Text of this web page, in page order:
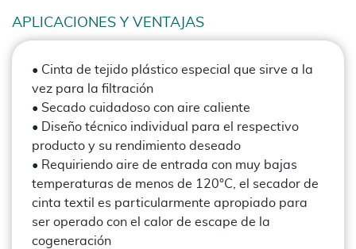
APLICACIONES Y VENTAJAS
• Cinta de tejido plástico especial que sirve a la
vez para la filtración
• Secado cuidadoso con aire caliente
• Diseño técnico individual para el respectivo
producto y su rendimiento deseado
• Requiriendo aire de entrada con muy bajas
temperaturas de menos de 120°C, el secador de
cinta textil es particularmente apropiado para
ser operado con el calor de escape de la
cogeneración